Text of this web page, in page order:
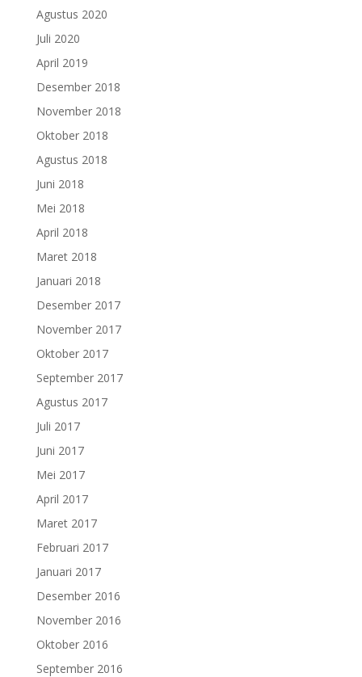
Agustus 2020
Juli 2020
April 2019
Desember 2018
November 2018
Oktober 2018
Agustus 2018
Juni 2018
Mei 2018
April 2018
Maret 2018
Januari 2018
Desember 2017
November 2017
Oktober 2017
September 2017
Agustus 2017
Juli 2017
Juni 2017
Mei 2017
April 2017
Maret 2017
Februari 2017
Januari 2017
Desember 2016
November 2016
Oktober 2016
September 2016